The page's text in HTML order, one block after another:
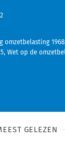
omzetbelasting
Wet op de
GELEZEN